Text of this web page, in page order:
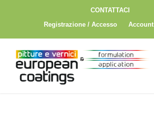
CONTATTACI
Registrazione / Accesso
Account